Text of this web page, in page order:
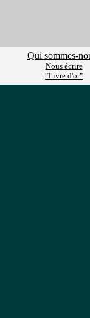
Qui sommes-
Nous écrire
"Livre d'or"